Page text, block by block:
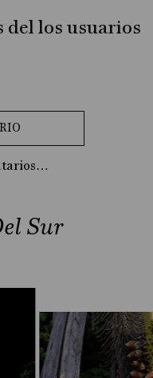
del los usuarios
Sur